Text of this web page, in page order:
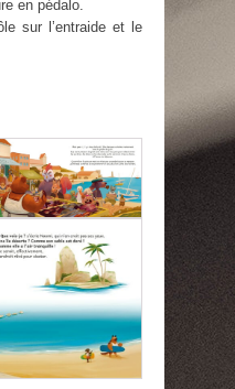
en pédalo.
sur l’entraide et le